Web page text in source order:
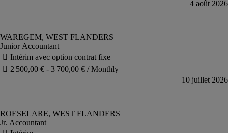
Junior Accountant
Jr. Accountant